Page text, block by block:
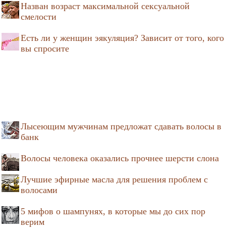
Назван возраст максимальной сексуальной
смелости
Есть ли у женщин эякуляция? Зависит от того, кого
вы спросите
Лысеющим мужчинам предложат сдавать волосы в
банк
Волосы человека оказались прочнее шерсти слона
Лучшие эфирные масла для решения проблем с
волосами
5 мифов о шампунях, в которые мы до сих пор
верим